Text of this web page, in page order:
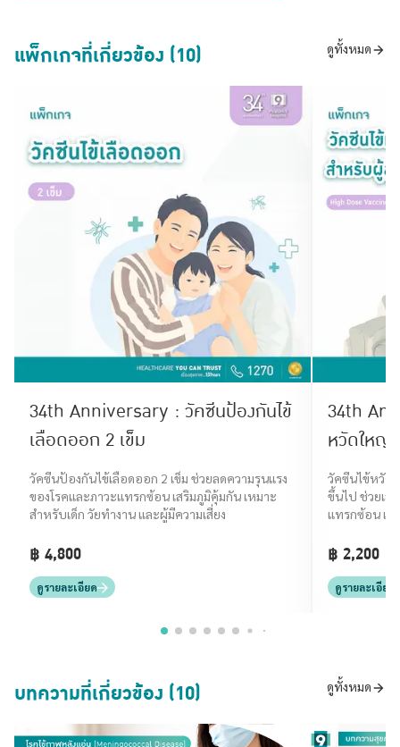
แพ็กเกจที่เกี่ยวข้อง (10) ดูทั้งหมด
34th Anniversary : วัคซีนป้องกันไข้
เลือดออก 2 เข็ม
วัคซีนป้องกันไข้เลือดออก 2 เข็ม ช่วยลดความรุนแรง
ของโรคและภาวะแทรกซ้อน เสริมภูมิคุ้มกัน เหมาะ
สำหรับเด็ก วัยทำงาน และผู้มีความเสี่ยง
฿ 4,800
ดูรายละเอียด
34th
หวัดใหญ่
(High
วัคซีนไข้หวัด
ขึ้นไป ช่วยเส
แทรกซ้อน แล
฿ 2,200
ดูรายละเอียด
บทความที่เกี่ยวข้อง (10) ดูทั้งหมด